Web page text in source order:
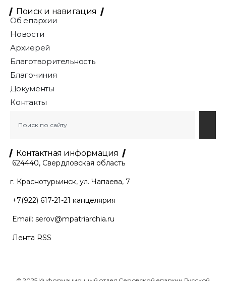
Поиск и навигация
Об епархии
Новости
Архиерей
Благотворительность
Благочиния
Документы
Контакты
Контактная информация
624440, Свердловская область
г. Краснотурьинск, ул. Чапаева, 7
+7(922) 617-21-21 канцелярия
Email: serov@mpatriarchia.ru
Лента RSS